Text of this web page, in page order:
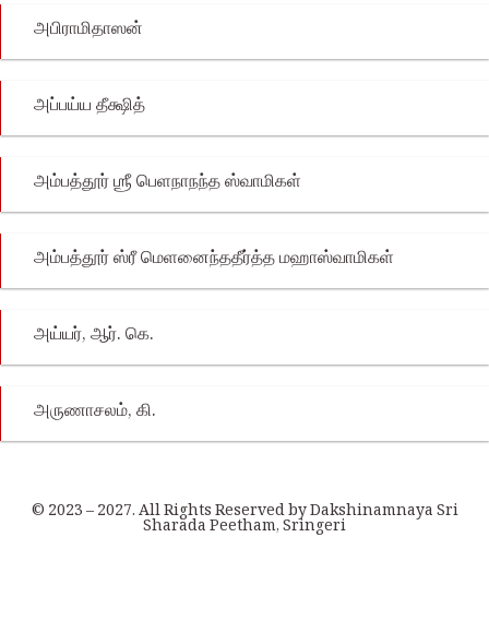
அபிராமிதாஸன்
அப்பய்ய தீக்ஷித்
அம்பத்தூர் ஶ்ரீ பெளநாநந்த ஸ்வாமிகள்‌
அம்பத்தூர் ஸ்ரீ மெளனைந்ததீர்த்த மஹாஸ்வாமிகள்‌
அய்யர், ஆர். கெ.
அருணாசலம், கி.
© 2023 – 2027. All Rights Reserved by Dakshinamnaya Sri
Sharada Peetham, Sringeri